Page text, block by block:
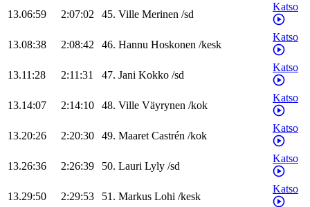
13.06:59 2:07:02 45. Ville Merinen /sd
Katso
13.08:38 2:08:42 46. Hannu Hoskonen /kesk
Katso
13.11:28 2:11:31 47. Jani Kokko /sd
Katso
13.14:07 2:14:10 48. Ville Väyrynen /kok
Katso
13.20:26 2:20:30 49. Maaret Castrén /kok
Katso
13.26:36 2:26:39 50. Lauri Lyly /sd
Katso
13.29:50 2:29:53 51. Markus Lohi /kesk
Katso